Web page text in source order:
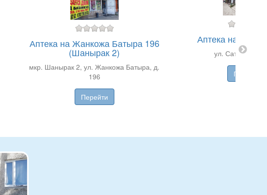
Аптека на Жанкожа Батыра 196
(Шанырак 2)
мкр. Шанырак 2, ул. Жанкожа Батыра, д.
196
Перейти
Аптека на
ул. Сатпаева,
Перейти